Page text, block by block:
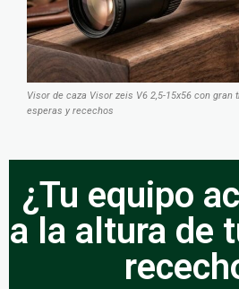
Visor de caza Visor zeis V6 2,5-15x56 con gran
esperas y recechos
¿Tu equipo
a la altura de